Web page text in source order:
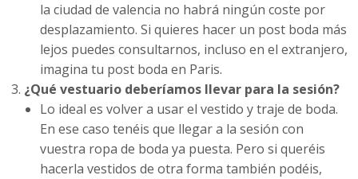
la ciudad de valencia no habrá ningún coste por
desplazamiento. Si quieres hacer un post boda más
lejos puedes consultarnos, incluso en el extranjero,
imagina tu post boda en Paris.
¿Qué vestuario deberíamos llevar para la sesión?
Lo ideal es volver a usar el vestido y traje de boda.
En ese caso tenéis que llegar a la sesión con
vuestra ropa de boda ya puesta. Pero si queréis
hacerla vestidos de otra forma también podéis,